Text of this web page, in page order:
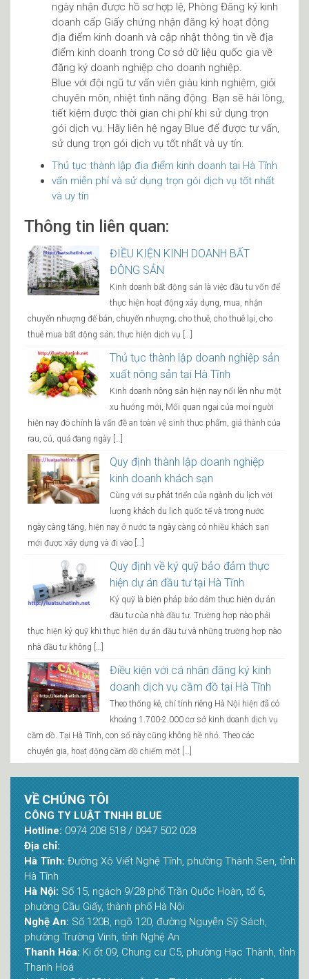
ngày nhận được hồ sơ hợp lệ, Phòng Đăng ký kinh
doanh cấp Giấy chứng nhận đăng ký hoạt động
địa điểm kinh doanh và cập nhật thông tin về địa
điểm kinh doanh trong Cơ sở dữ liệu quốc gia về
đăng ký doanh nghiệp cho doanh nghiệp.
Blue với đội ngũ tư vấn viên giàu kinh nghiệm, giỏi
chuyên môn, nhiệt tình năng động. Bạn sẽ hài lòng,
tiết kiệm được thời gian chi phí khi sử dụng trọn
gói dịch vụ. Hãy liên hệ ngay Blue để được tư vấn,
sử dụng trọn gói dịch vụ tốt nhất và uy tín.
Thủ tục thành lập đia điểm kinh doanh tại Hà Tĩnh
vấn miễn phí và sử dụng trọn gói dịch vụ tốt nhất
và uy tín
Thông tin liên quan:
ĐIỀU KIỆN KINH DOANH BẤT
ĐỘNG SẢN
Kinh doanh bất động sản là việc đầu tư vốn để
thực hiện hoạt động xây dựng, mua, nhận
chuyển nhượng để bán, chuyển nhượng; cho thuê, cho thuê lại, cho
thuê mua bất động sản; thực hiện dịch vụ […]
Thủ tục thành lập doanh nghiệp sản
xuất nông sản tại Hà Tĩnh
Kinh doanh nông sản hiện nay nổi lên như một
xu hướng mới, Mối quan ngại của mọi người
hiện nay đó chính là vấn đề an toàn vệ sinh thực phẩm, giá thành của
rau, củ, quả đang ngày […]
Quy định thành lập doanh nghiệp
kinh doanh khách sạn
Cùng với sự phát triển của ngành du lịch với
lượng khách du lịch quốc tế và trong nước
ngày càng tăng, hiện nay ở nước ta ngày càng có nhiều khách sạn
mới được xây dựng và đi vào […]
Quy định về ký quỹ bảo đảm thực
hiện dự án đầu tư tại Hà Tĩnh
Ký quỹ là biện pháp bảo đảm thực hiện dự án
đầu tư của nhà đầu tư. Trường hợp nào phải
thực hiện ký quỹ khi thực hiện dự án đầu tư và những trường hợp nào
nhà đầu tư không […]
Điều kiện với cá nhân đăng ký kinh
doanh dịch vụ cầm đồ tại Hà Tĩnh
Theo thống kê, chỉ tính riêng Hà Nội hiện đã có
khoảng 1.700-2.000 cơ sở kinh doanh dịch vụ
cầm đồ. Tại Hà Tĩnh, con số này cũng không hề nhỏ. Theo các
chuyên gia, hoạt động cầm đồ chiếm một […]
VỀ CHÚNG TÔI
CÔNG TY LUẬT TNHH BLUE
Hotline: 0974 208 518 / 0947 502 028
Địa chỉ:
Hà Tĩnh: Đường Xô Viết Nghệ Tĩnh, phường Thành Sen, tỉnh
Hà Tĩnh
Hà Nội: Số 15, ngách 9/28 phố Trần Quốc Hoàn, tổ 6,
phường Cầu Giấy, thành phố Hà Nội
Nghệ An: Số 120B, ngõ 120, đường Nguyễn Sỹ Sách,
phường Trường Vinh, tỉnh Nghệ An
Thanh Hóa: Ki ốt 09, Chung cư C5, phường Hạc Thành, tỉnh
Thanh Hoá